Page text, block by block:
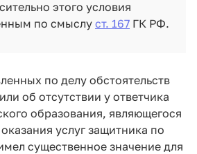
этого условия
по смыслу ст. 167 ГК РФ.
по делу обстоятельств
об отсутствии у ответчика
образования, являющегося
услуг защитника по
существенное значение для